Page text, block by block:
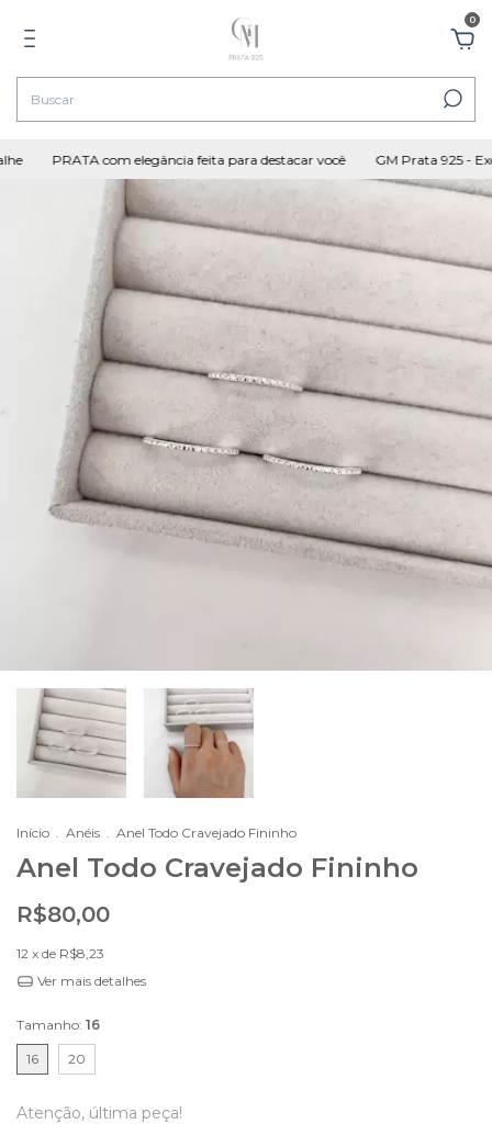
0
PRATA com elegância feita para destacar você GM Prata 925 -
Início . Anéis . Anel Todo Cravejado Fininho
Anel Todo Cravejado Fininho
R$80,00
12 x de R$8,23
Ver mais detalhes
Tamanho: 16
16 20
Atenção, última peça!